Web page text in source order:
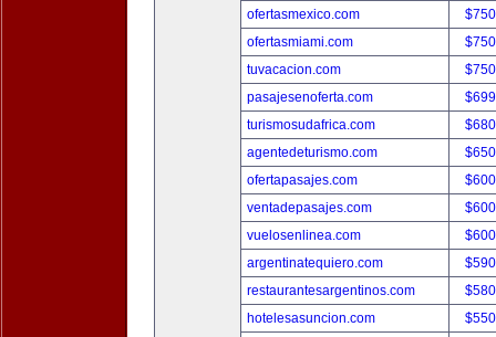
ofertasmexico.com
ofertasmiami.com
tuvacacion.com
pasajesenoferta.com
turismosudafrica.com
agentedeturismo.com
ofertapasajes.com
ventadepasajes.com
vuelosenlinea.com
argentinatequiero.com
restaurantesargentinos.com
hotelesasuncion.com